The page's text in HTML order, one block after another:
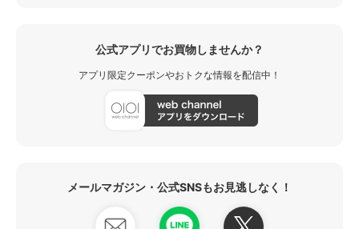
公式アプリでお買物しませんか？
アプリ限定クーポンやおトクな情報を配信中！
メールマガジン・公式SNSもお見逃しなく！